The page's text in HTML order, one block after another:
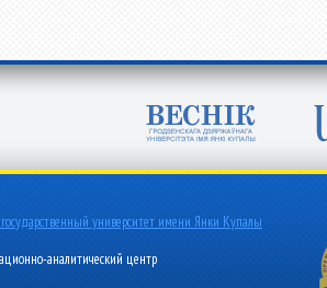
университет имени Янки Купалы
аналитический центр